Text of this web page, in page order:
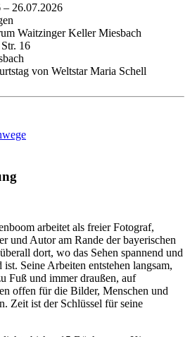
– 26.07.2026
Waitzinger Keller Miesbach
16
von Weltstar Maria Schell
arbeitet als freier Fotograf,
und Autor am Rande der bayerischen
dort, wo das Sehen spannend und
ist. Seine Arbeiten entstehen langsam,
Fuß und immer draußen, auf
offen für die Bilder, Menschen und
Zeit ist der Schlüssel für seine